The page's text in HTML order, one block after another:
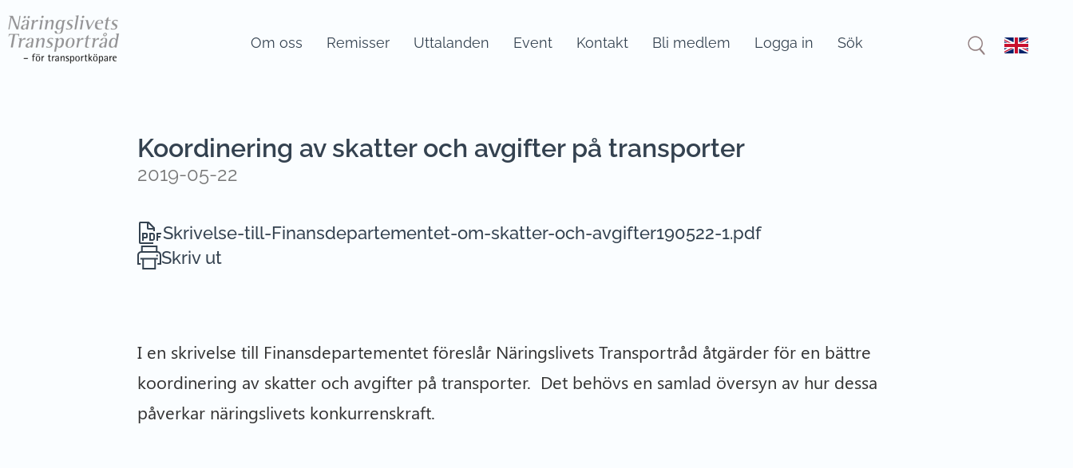
Om oss Remisser Uttalanden Event Kontakt Bli medlem Logga in Sök
Koordinering av skatter och avgifter på transporter
2019-05-22
Skrivelse-till-Finansdepartementet-om-skatter-och-avgifter190522-1.pdf
Skriv ut
I en skrivelse till Finansdepartementet föreslår Näringslivets Transportråd åtgärder för en bättre
koordinering av skatter och avgifter på transporter. Det behövs en samlad översyn av hur dessa
påverkar näringslivets konkurrenskraft.